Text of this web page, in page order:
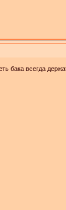
бака всегда